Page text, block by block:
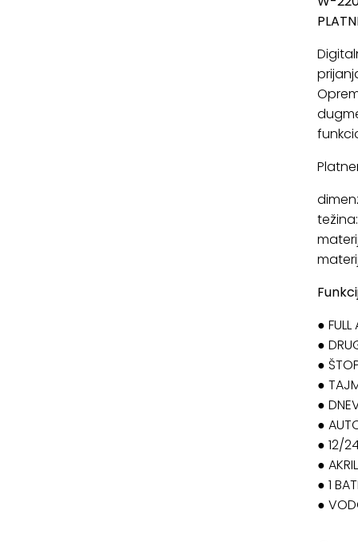
●
●
●
●
●
●
● 12/
●
● 1
●